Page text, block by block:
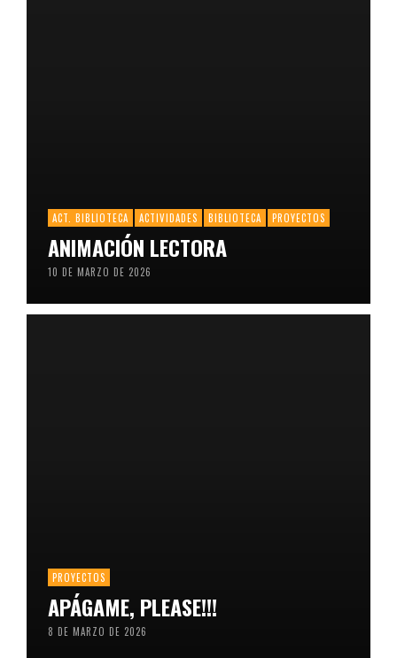
ACT. BIBLIOTECA ACTIVIDADES BIBLIOTECA PROYECTOS
ANIMACIÓN LECTORA
10 DE MARZO DE 2026
PROYECTOS
APÁGAME, PLEASE!!!
8 DE MARZO DE 2026